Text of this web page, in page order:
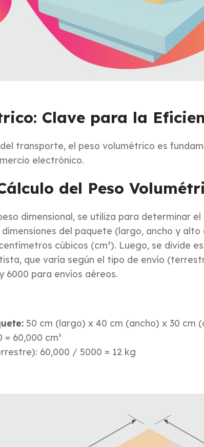
Clave para la
transporte, el peso volumétrico es
electrónico.
del Peso
dimensional, se utiliza para determinar
dimensiones del paquete (largo, ancho y
cúbicos (cm³). Luego, se divide
que varía según el tipo de envío
6000 para envíos aéreos.
50 cm (largo) x 40 cm (ancho) x 30 cm
= 60,000 cm³
60,000 / 5000 = 12 kg